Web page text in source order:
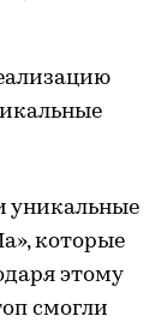
уникальные
которые
этому
смогли